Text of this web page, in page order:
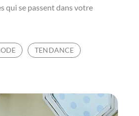
qui se passent dans votre
TENDANCE